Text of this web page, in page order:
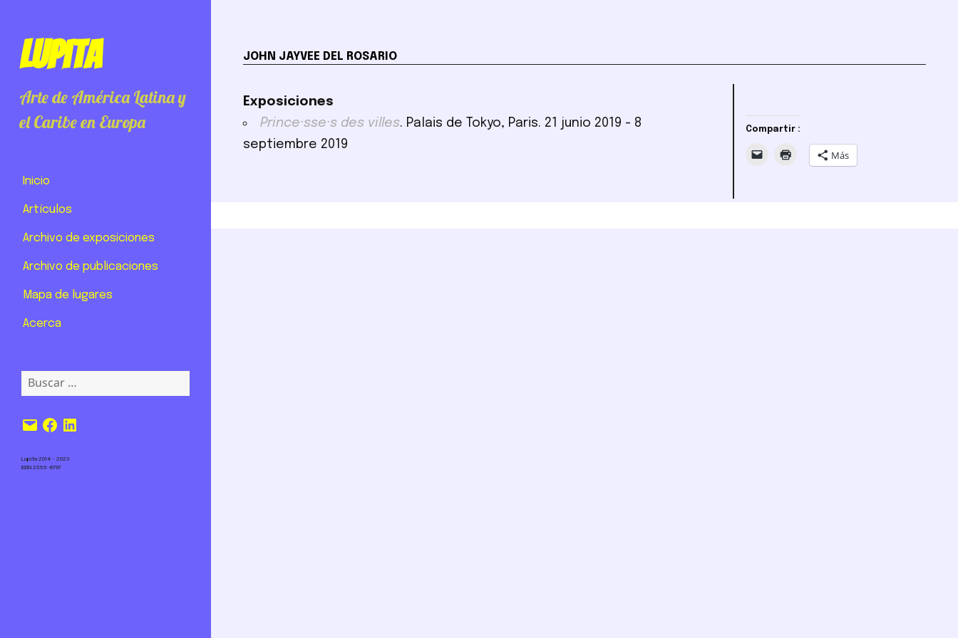
Lupita
Arte de América Latina y
el Caribe en Europa
Inicio
Artículos
Archivo de exposiciones
Archivo de publicaciones
Mapa de lugares
Acerca
Buscar:
Correo
electrónico
Facebook
LinkedIn
Lupita 2014 – 2023
ISSN 2555-6797
JOHN JAYVEE DEL ROSARIO
Exposiciones
Prince·sse·s des villes. Palais de Tokyo, Paris. 21 junio 2019 - 8
septiembre 2019
Compartir :
Más